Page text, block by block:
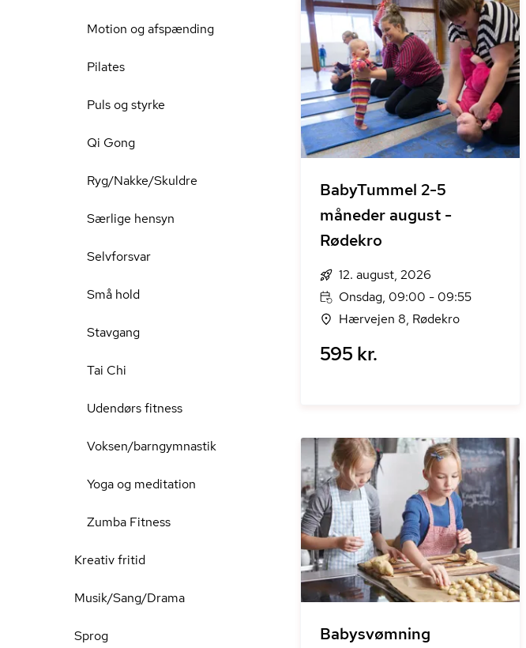
Motion og afspænding
Pilates
Puls og styrke
Qi Gong
Ryg/Nakke/Skuldre
Særlige hensyn
Selvforsvar
Små hold
Stavgang
Tai Chi
Udendørs fitness
Voksen/barngymnastik
Yoga og meditation
Zumba Fitness
Kreativ fritid
Musik/Sang/Drama
Sprog
BabyTummel 2-5
måneder august -
Rødekro
12. august, 2026
Onsdag, 09:00 - 09:55
Hærvejen 8, Rødekro
595 kr.
Babysvømning